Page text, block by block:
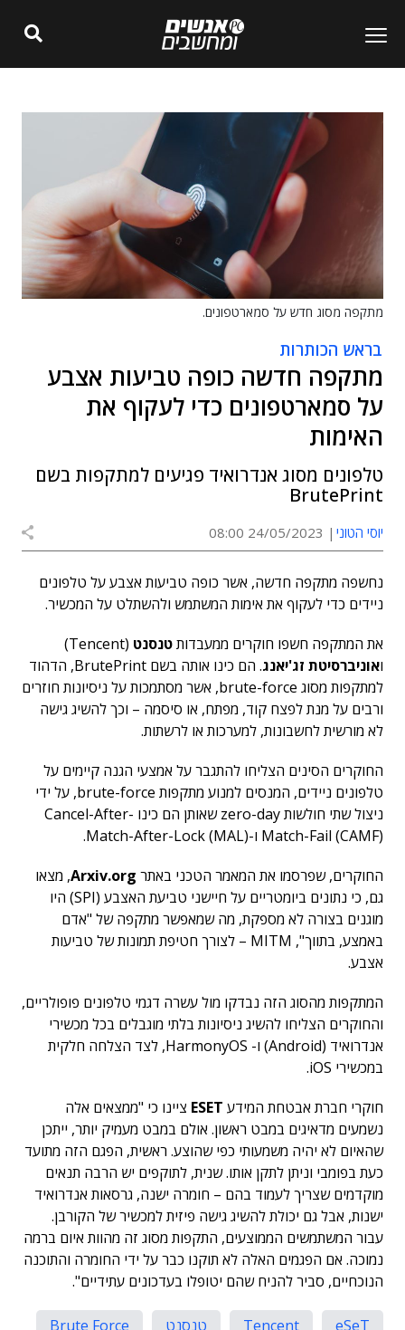
מתקפה מסוג חדש על סמארטפונים.
בראש הכותרות
מתקפה חדשה כופה טביעות אצבע
על סמארטפונים כדי לעקוף את
האימות
טלפונים מסוג אנדרואיד פגיעים למתקפות בשם
BrutePrint
יוסי הטוני 24/05/2023 08:00
נחשפה מתקפה חדשה, אשר כופה טביעות אצבע על טלפונים
ניידים כדי לעקוף את אימות המשתמש ולהשתלט על המכשיר.
את המתקפה חשפו חוקרים ממעבדותטנסנט
(Tencent)
ואוניברסיטת זג'יאנג
. הם כינו אותה בשם BrutePrint, הדהוד
למתקפות מסוג brute-force, אשר מסתמכות על ניסיונות חוזרים
ורבים על מנת לפצח קוד, מפתח, או סיסמה – וכך להשיג גישה
לא מורשית לחשבונות, למערכות או לרשתות.
החוקרים הסינים הצליחו להתגבר על אמצעי הגנה קיימים על
טלפונים ניידים, המנסים למנוע מתקפות brute-force, על ידי
ניצול שתי חולשות zero-day שאותן הם כינו Cancel-After-
Match-Fail (CAMF) ו-Match-After-Lock (MAL).
החוקרים, שפרסמו את המאמר הטכני באתר Arxiv.org, מצאו
גם, כי נתונים ביומטריים על חיישני טביעת האצבע (SPI) היו
מוגנים בצורה לא מספקת, מה שמאפשר מתקפה של "אדם
באמצע, בתווך", MITM – לצורך חטיפת תמונות של טביעות
אצבע.
המתקפות מהסוג הזה נבדקו מול עשרה דגמי טלפונים פופולריים,
והחוקרים הצליחו להשיג ניסיונות בלתי מוגבלים בכל מכשירי
אנדרואיד (Android) ו- HarmonyOS, לצד הצלחה חלקית
במכשירי iOS.
חוקרי חברת אבטחת המידע ESET ציינו כי "ממצאים אלה
נשמעים מדאיגים במבט ראשון. אולם במבט מעמיק יותר, ייתכן
שהאיום לא יהיה משמעותי כפי שהוצע. ראשית, הפגם הזה מתועד
כעת בפומבי וניתן לתקן אותו. שנית, לתוקפים יש הרבה תנאים
מוקדמים שצריך לעמוד בהם – חומרה ישנה, גרסאות אנדרואיד
ישנות, אבל גם יכולת להשיג גישה פיזית למכשיר של הקורבן.
עבור המשתמשים הממוצעים, התקפות מסוג זה מהוות איום ברמה
נמוכה. אם הפגמים האלה לא תוקנו כבר על ידי החומרה והתוכנה
הנוכחיים, סביר להניח שהם יטופלו בעדכונים עתידיים".
eSeT
Tencent טנסנט
Brute Force